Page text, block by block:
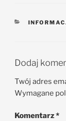
Dodaj
Twój adres
Wymagane
Komentarz*